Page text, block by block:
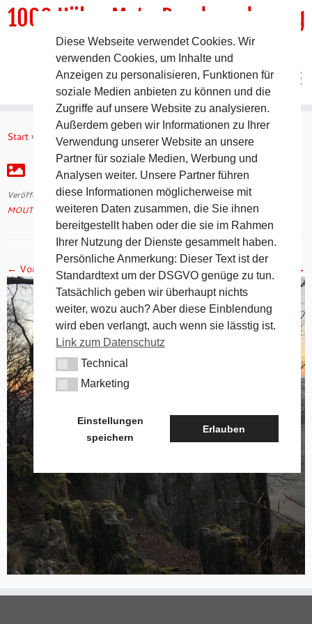
Inhalt
1000 HöhenMeterRundwanderweg
DER Rundwanderweg um Pommelsbrunn
Start » MOUTAINMAN Impressionen vom 6.1.20 » IMG_7392
IMG_7392
Veröffentlicht am8. Januar 2020mit den Abmessungen2560 × 2560
MOUTAINMAN Impressionen vom 6.1.20.
← Vorheriges Nächstes →
Diese Webseite verwendet Cookies. Wir
verwenden Cookies, um Inhalte und
Anzeigen zu personalisieren, Funktionen für
soziale Medien anbieten zu können und die
Zugriffe auf unsere Website zu analysieren.
Außerdem geben wir Informationen zu Ihrer
Verwendung unserer Website an unsere
Partner für soziale Medien, Werbung und
Analysen weiter. Unsere Partner führen
diese Informationen möglicherweise mit
weiteren Daten zusammen, die Sie ihnen
bereitgestellt haben oder die sie im Rahmen
Ihrer Nutzung der Dienste gesammelt haben.
Persönliche Anmerkung: Dieser Text ist der
Standardtext um der DSGVO genüge zu tun.
Tatsächlich geben wir überhaupt nichts
weiter, wozu auch? Aber diese Einblendung
wird eben verlangt, auch wenn sie lässtig ist.
Link zum Datenschutz
TechnicalTechnical
MarketingMarketing
Einstellungen
speichern
Erlauben